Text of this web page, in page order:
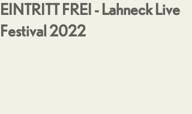
EINTRITT FREI - Lahneck Live
Festival 2022